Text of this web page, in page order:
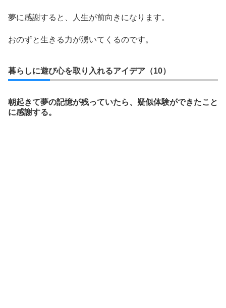
夢に感謝すると、人生が前向きになります。
おのずと生きる力が湧いてくるのです。
暮らしに遊び心を取り入れるアイデア（10）
朝起きて夢の記憶が残っていたら、疑似体験ができたこと
に感謝する。